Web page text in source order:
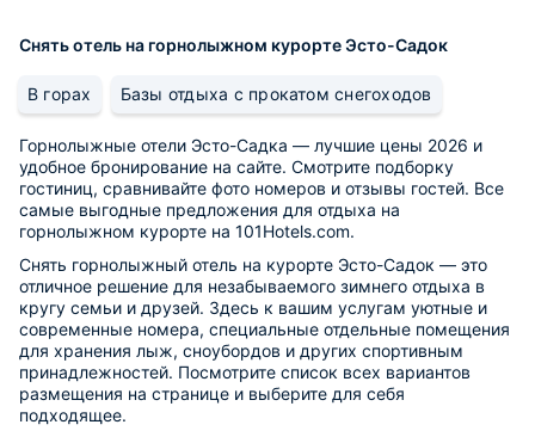
Снять отель на горнолыжном курорте Эсто-Садок
В горах Базы отдыха с прокатом снегоходов
Горнолыжные отели Эсто-Садка — лучшие цены 2026 и
удобное бронирование на сайте. Смотрите подборку
гостиниц, сравнивайте фото номеров и отзывы гостей. Все
самые выгодные предложения для отдыха на
горнолыжном курорте на 101Hotels.com.
Снять горнолыжный отель на курорте Эсто-Садок — это
отличное решение для незабываемого зимнего отдыха в
кругу семьи и друзей. Здесь к вашим услугам уютные и
современные номера, специальные отдельные помещения
для хранения лыж, сноубордов и других спортивным
принадлежностей. Посмотрите список всех вариантов
размещения на странице и выберите для себя
подходящее.